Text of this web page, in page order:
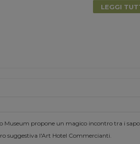
LEGGI
Museum propone un magico incontro tra i
suggestiva l'Art Hotel Commercianti.